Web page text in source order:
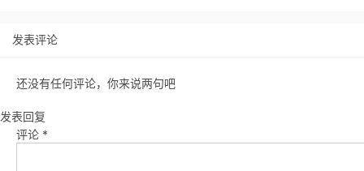
发表评论
还没有任何评论，你来说两句吧
发表回复
评论 *